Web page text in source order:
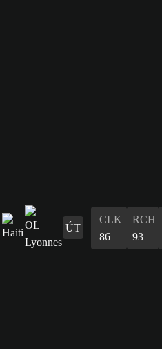
ÚT
CLK
86
RCH
93